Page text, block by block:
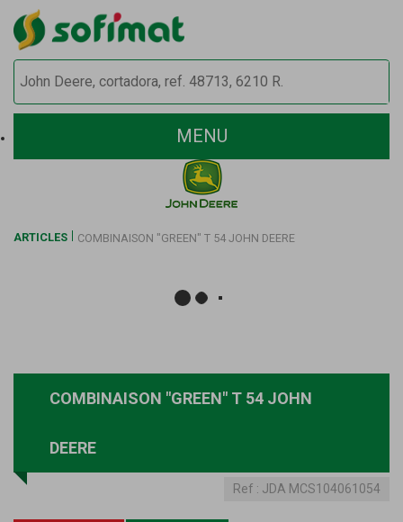
MENU
ARTICLES COMBINAISON "GREEN" T 54 JOHN DEERE
COMBINAISON "GREEN" T 54 JOHN
DEERE
Ref : JDA MCS104061054